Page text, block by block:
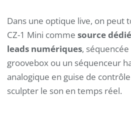
Dans une optique live, on peut
CZ-1 Mini comme source
leads numériques,
groovebox ou un séquenceur
analogique en guise de
sculpter le son en temps réel.